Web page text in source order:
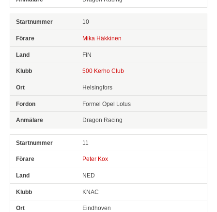
10
Mika Häkkinen
FIN
500 Kerho Club
Helsingfors
Formel Opel Lotus
Dragon Racing
11
Peter Kox
NED
KNAC
Eindhoven